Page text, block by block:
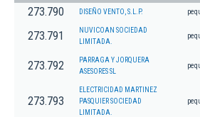
273.790 DISEÑO VENTO, S.L.P.
273.791
NUVICOAN SOCIEDAD
LIMITADA.
273.792
PARRAGA Y JORQUERA
ASESORES SL
273.793
ELECTRICIDAD MARTINEZ
PASQUIER SOCIEDAD
LIMITADA.